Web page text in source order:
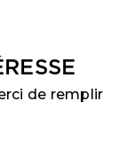
de remplir